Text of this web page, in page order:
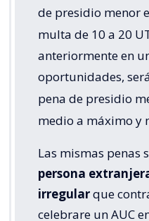
de presidio menor
multa de 10 a 20
anteriormente en
oportunidades,
pena de presidio
medio a máximo y
Las mismas penas
persona
irregularque
celebrare un AUC